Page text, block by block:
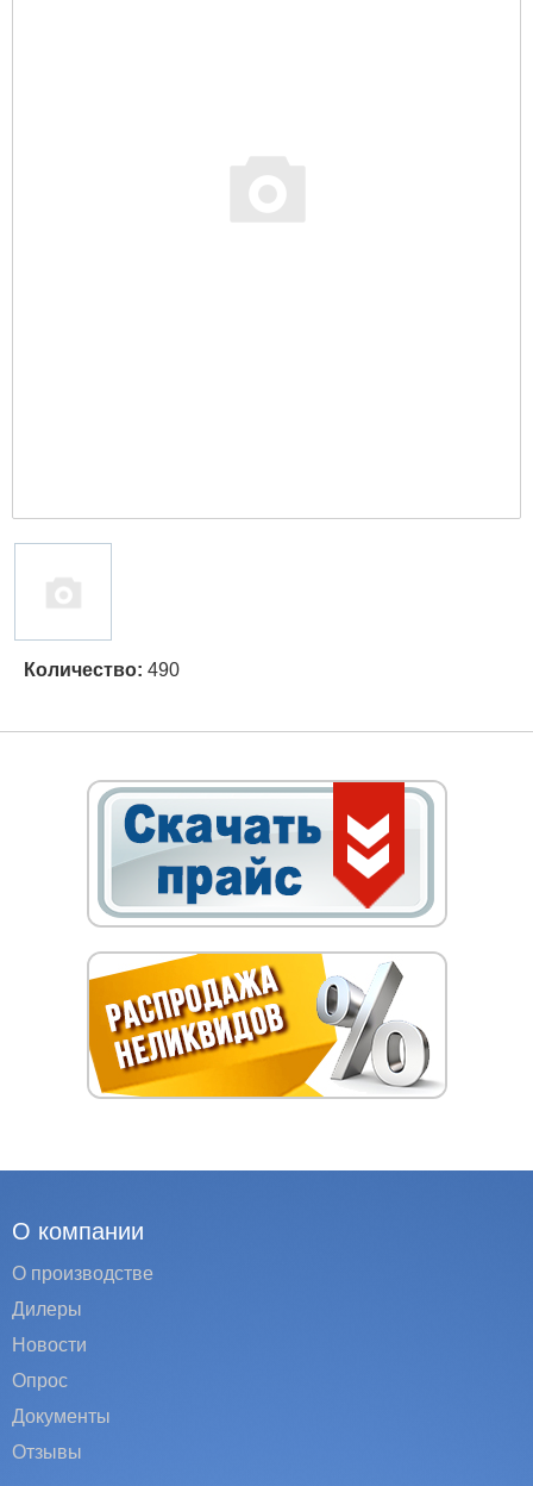
Количество: 490
О компании
О производстве
Дилеры
Новости
Опрос
Документы
Отзывы